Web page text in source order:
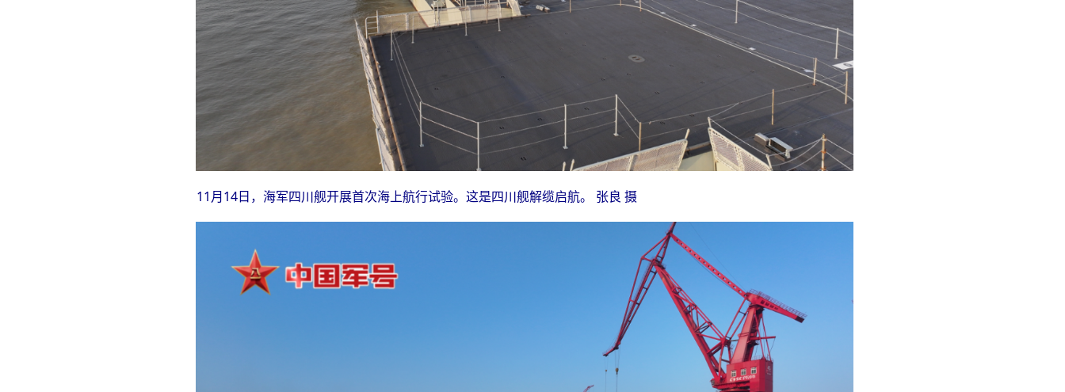
11月14日，海军四川舰开展首次海上航行试验。这是四川舰解缆启航。 张良 摄